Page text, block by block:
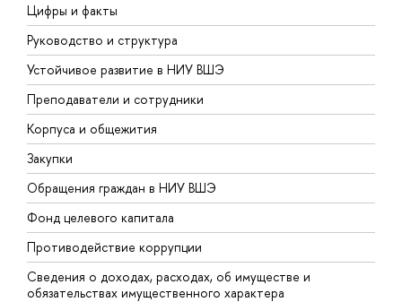
Цифры и факты
Руководство и структура
Устойчивое развитие в НИУ ВШЭ
Преподаватели и сотрудники
Корпуса и общежития
Закупки
Обращения граждан в НИУ ВШЭ
Фонд целевого капитала
Противодействие коррупции
Сведения о доходах, расходах, об имуществе и
обязательствах имущественного характера